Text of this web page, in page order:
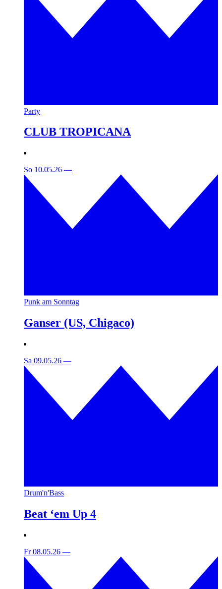
Party
CLUB TROPICANA
So 10.05.26 —
Punk am Sonntag
Ganser (US, Chigaco)
Sa 09.05.26 —
Drum'n'Bass
Beat ‘em Up 4
Fr 08.05.26 —